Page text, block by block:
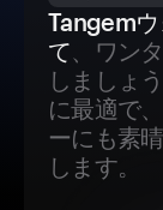
Tangem
て、ワン
しましょ
に最適で
ーにも素
します。